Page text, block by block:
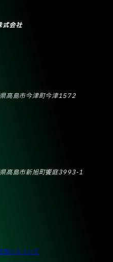
式会社
高島市今津町今津1572
高島市新旭町饗庭3993-1
扱いについて